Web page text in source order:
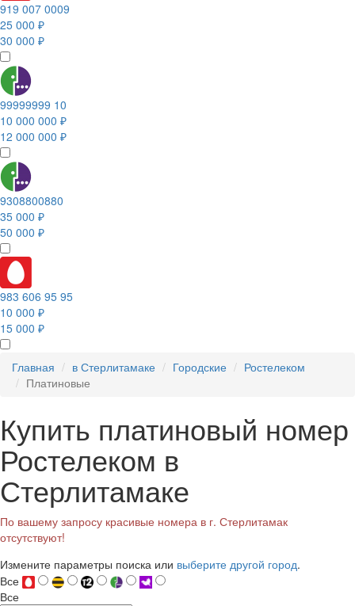
919 007 0009
25 000 ₽
30 000 ₽
99999999 10
10 000 000 ₽
12 000 000 ₽
9308800880
35 000 ₽
50 000 ₽
983 606 95 95
10 000 ₽
15 000 ₽
Главная в Стерлитамаке Городские
Ростелеком
Платиновые
Купить платиновый номер
Ростелеком в
Стерлитамаке
По вашему запросу красивые номера в г. Стерлитамак
отсутствуют!
Измените параметры поиска или выберите другой город.
Все
Все